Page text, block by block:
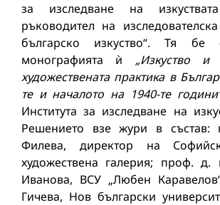
за изследване на
ръководител на
българско изкуство“. Тя бе
монографията ѝ „Изкуство и
художествената практика в
те и началото на1940-те години
Института за изследване на
Решението взе жури в състав:
Филева, директор на
художествена галерия; проф. д.
Иванова, ВСУ „Любен
Гичева, Нов български